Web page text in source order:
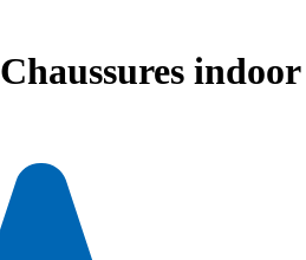
Chaussures indoor